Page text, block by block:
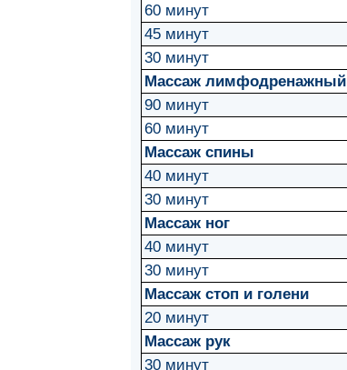
60 минут
45 минут
30 минут
Массаж лимфодренажный
90 минут
60 минут
Массаж спины
40 минут
30 минут
Массаж ног
40 минут
30 минут
Массаж стоп и голени
20 минут
Массаж рук
30 минут